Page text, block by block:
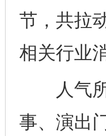
节，共拉
相关行业
人气所
事、演出